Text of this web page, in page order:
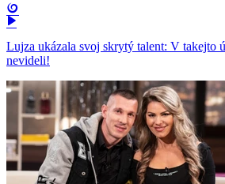
Lujza ukázala svoj skrytý talent: V takejto
nevideli!